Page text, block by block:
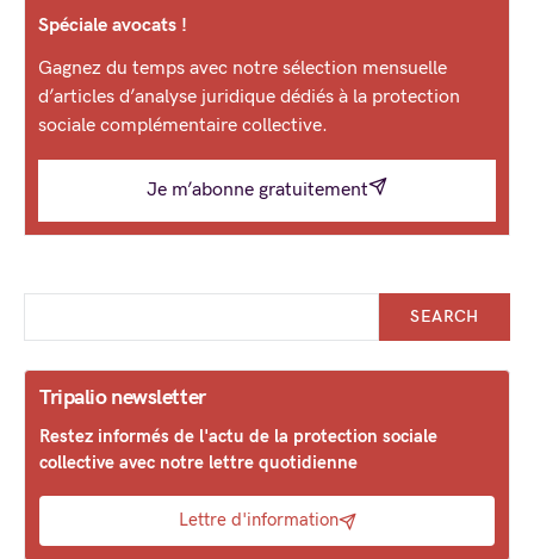
Spéciale avocats !
Gagnez du temps avec notre sélection mensuelle
d’articles d’analyse juridique dédiés à la protection
sociale complémentaire collective.
Je m’abonne gratuitement
SEARCH
Tripalio newsletter
Restez informés de l'actu de la protection sociale
collective avec notre lettre quotidienne
Lettre d'information